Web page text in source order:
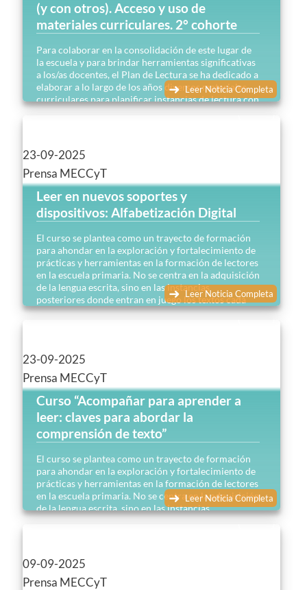
(y con otros). Acceso y uso de
materiales curriculares. 2° cohorte
Para colaborar en la consolidación de este lugar de
la escuela y para brindar herramientas significativas
a los/as docentes, el Plan de Lectura se ha dedicado a
elaborar a lo largo de los años diversos materiales
curriculares para planificar instancias de lectura con
los estudiantes…
Leer Noticia Completa
23-09-2025
Prensa MECCyT
Leer en nuevos soportes y
dispositivos: Alfabetización Digital
El curso se plantea como un trayecto de formación
para ahondar en la exploración y fortalecimiento de
prácticas y herramientas en la formación de lectores
en la escuela primaria. No se centra en la adquisición
de la lengua escrita, sino en las instancias
posteriores donde entran en juego los textos cada
vez más complejos…
Leer Noticia Completa
23-09-2025
Prensa MECCyT
Curso “Acompañar para aprender a
leer: claves para abordar la
comprensión de texto”
El curso se plantea como un trayecto de formación
para ahondar en la exploración y fortalecimiento de
prácticas y herramientas en la formación de lectores
en la escuela primaria. No se centra en la adquisición
de la lengua escrita, sino en las instancias
posteriores donde entran en juego los textos cada
Leer Noticia Completa
09-09-2025
Prensa MECCyT